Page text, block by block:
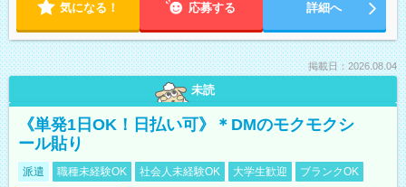
気になる！ 応募する 詳細へ
掲載日：2026.08.04
未読
《単発1日OK！日払い可》＊DMのモクモクシ
ール貼り
派遣 職種未経験OK 社会人未経験OK 大学生歓迎
ブランクOK